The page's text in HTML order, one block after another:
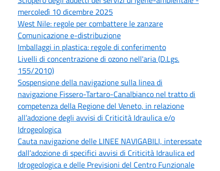
mercoledì 10 dicembre 2025
West Nile: regole per combattere le zanzare
Comunicazione e-distribuzione
Imballaggi in plastica: regole di conferimento
Livelli di concentrazione di ozono nell'aria (D.Lgs.
155/2010)
Sospensione della navigazione sulla linea di
navigazione Fissero-Tartaro-Canalbianco nel tratto di
competenza della Regione del Veneto, in relazione
all’adozione degli avvisi di Criticità Idraulica e/o
Idrogeologica
Cauta navigazione delle LINEE NAVIGABILI, interessate
dall’adozione di specifici avvisi di Criticità Idraulica ed
Idrogeologica e delle Previsioni del Centro Funzionale